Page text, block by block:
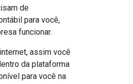
de
para você,
funcionar.
assim você
da plataforma
para você na